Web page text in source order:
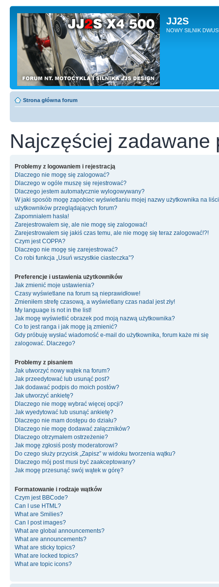
JJ2S
NOWY SILNIK
Strona główna forum
Najczęściej zadawane
Problemy z logowaniem i rejestracją
Dlaczego nie mogę się zalogować?
Dlaczego w ogóle muszę się rejestrować?
Dlaczego jestem automatycznie wylogowywany?
W jaki sposób mogę zapobiec wyświetlaniu mojej nazwy użytkownika na
użytkowników przeglądających forum?
Zapomniałem hasła!
Zarejestrowałem się, ale nie mogę się zalogować!
Zarejestrowałem się jakiś czas temu, ale nie mogę się teraz zalogować!?!
Czym jest COPPA?
Dlaczego nie mogę się zarejestrować?
Co robi funkcja „Usuń wszystkie ciasteczka”?
Preferencje i ustawienia użytkowników
Jak zmienić moje ustawienia?
Czasy wyświetlane na forum są nieprawidłowe!
Zmieniłem strefę czasową, a wyświetlany czas nadal jest zły!
My language is not in the list!
Jak mogę wyświetlić obrazek pod moją nazwą użytkownika?
Co to jest ranga i jak mogę ją zmienić?
Gdy próbuję wysłać wiadomość e-mail do użytkownika, forum każe mi się
zalogować. Dlaczego?
Problemy z pisaniem
Jak utworzyć nowy wątek na forum?
Jak przeedytować lub usunąć post?
Jak dodawać podpis do moich postów?
Jak utworzyć ankietę?
Dlaczego nie mogę wybrać więcej opcji?
Jak wyedytować lub usunąć ankietę?
Dlaczego nie mam dostępu do działu?
Dlaczego nie mogę dodawać załączników?
Dlaczego otrzymałem ostrzeżenie?
Jak mogę zgłosiś posty moderatorowi?
Do czego służy przycisk „Zapisz” w widoku tworzenia wątku?
Dlaczego mój post musi być zaakceptowany?
Jak mogę przesunąć swój wątek w górę?
Formatowanie i rodzaje wątków
Czym jest BBCode?
Can I use HTML?
What are Smilies?
Can I post images?
What are global announcements?
What are announcements?
What are sticky topics?
What are locked topics?
What are topic icons?